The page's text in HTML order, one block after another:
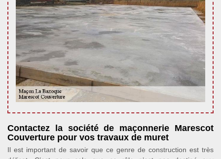
Contactez la société de maçonnerie Marescot
Couverture pour vos travaux de muret
Il est important de savoir que ce genre de construction est très